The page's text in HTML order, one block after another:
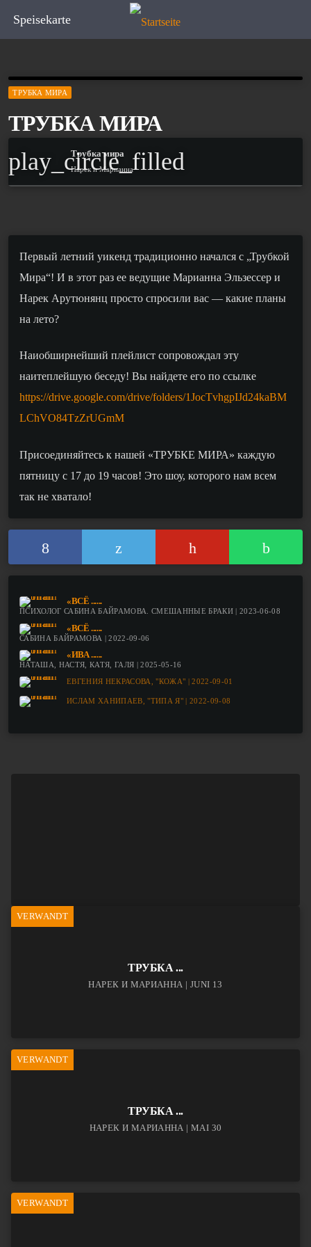
Speisekarte
ТРУБКА МИРА
ТРУБКА МИРА
play_circle_filled
Трубка мира
Нарек и Марианна
Первый летний уикенд традиционно начался с „Трубкой
Мира“! И в этот раз ее ведущие Марианна Эльзессер и
Нарек Арутюнянц просто спросили вас — какие планы
на лето?
Наиобширнейший плейлист сопровождал эту
наитеплейшую беседу! Вы найдете его по ссылке
https://drive.google.com/drive/folders/1JocTvhgpIJd24kaBM
LChVO84TzZrUGmM
Присоединяйтесь к нашей «ТРУБКЕ МИРА» каждую
пятницу с 17 до 19 часов! Это шоу, которого нам всем
так не хватало!
«ВСЁ ......
ПСИХОЛОГ САБИНА БАЙРАМОВА. СМЕШАННЫЕ БРАКИ | 2023-06-08
«ВСЁ ......
САБИНА БАЙРАМОВА | 2022-09-06
«ИВА ......
НАТАША, НАСТЯ, КАТЯ, ГАЛЯ | 2025-05-16
ЕВГЕНИЯ НЕКРАСОВА, "КОЖА" | 2022-09-01
ИСЛАМ ХАНИПАЕВ, "ТИПА Я" | 2022-09-08
VERWANDT
ТРУБКА ...
НАРЕК И МАРИАННА | JUNI 13
VERWANDT
ТРУБКА ...
НАРЕК И МАРИАННА | MAI 30
VERWANDT